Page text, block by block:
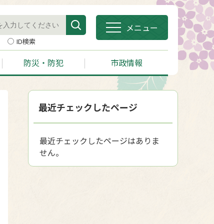
ID検索
メニュー
防災・防犯 市政情報
最近チェックしたページ
最近チェックしたページはありま
せん。